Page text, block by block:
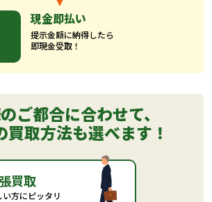
現金即払い
提示金額に納得したら
即現金受取！
ご都合に合わせて、
買取方法も選べます！
買取
い方にピッタリ